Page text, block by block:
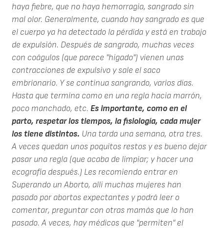
haya fiebre, que no haya hemorragia, sangrado sin
mal olor. Generalmente, cuando hay sangrado es que
el cuerpo ya ha detectado la pérdida y está en trabajo
de expulsión. Después de sangrado, muchas veces
con coágulos (que parece "hígado") vienen unas
contracciones de expulsivo y sale el saco
embrionario. Y se continua sangrando, varios días.
Hasta que termina como en una regla hacia marrón,
poco manchado, etc. Es importante, como en el
parto, respetar los tiempos, la fisiología, cada mujer
los tiene distintos. Una tarda una semana, otra tres.
A veces quedan unos poquitos restos y es bueno dejar
pasar una regla (que acaba de limpiar; y hacer una
ecografía después.) Les recomiendo entrar en
Superando un Aborto, allí muchas mujeres han
pasado por abortos expectantes y podrá leer o
comentar, preguntar con otras mamás que lo han
pasado. A veces, hay médicos que "permiten" el